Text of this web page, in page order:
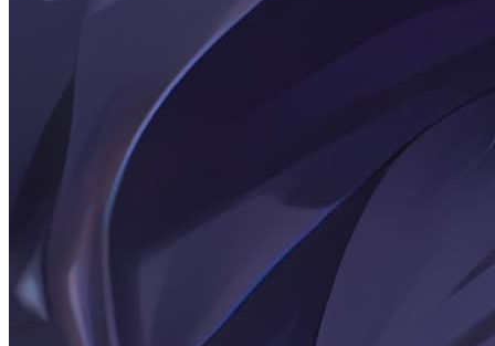
文章
2026-01-20
Posts: 用 Python 设置 Windows 文件默认
打开程序